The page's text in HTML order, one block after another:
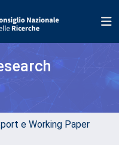
e Working Paper